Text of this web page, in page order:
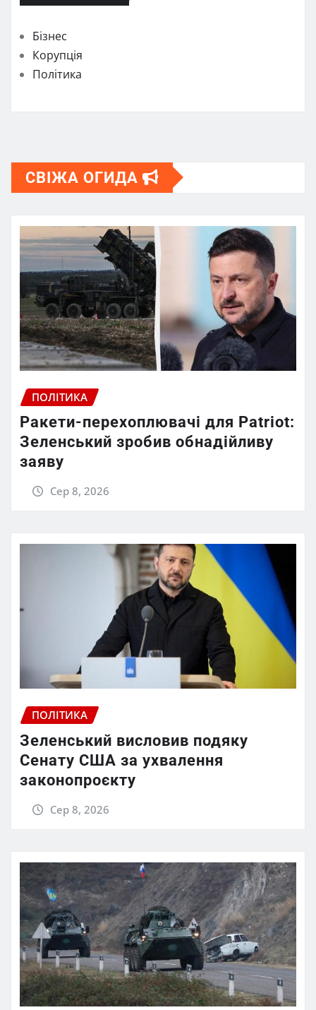
Бізнес
Корупція
Політика
СВІЖА ОГИДА
ПОЛІТИКА
Ракети-перехоплювачі для Patriot:
Зеленський зробив обнадійливу
заяву
Сер 8, 2026
ПОЛІТИКА
Зеленський висловив подяку
Сенату США за ухвалення
законопроєкту
Сер 8, 2026